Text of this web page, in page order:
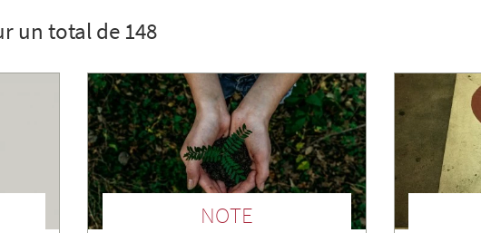
un total de 148
NOTE